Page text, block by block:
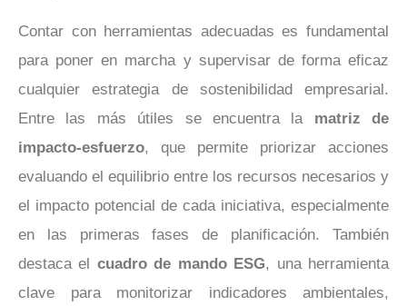
Contar con herramientas adecuadas es fundamental
para poner en marcha y supervisar de forma eficaz
cualquier estrategia de sostenibilidad empresarial.
Entre las más útiles se encuentra la matriz de
impacto-esfuerzo, que permite priorizar acciones
evaluando el equilibrio entre los recursos necesarios y
el impacto potencial de cada iniciativa, especialmente
en las primeras fases de planificación. También
destaca el cuadro de mando ESG, una herramienta
clave para monitorizar indicadores ambientales,